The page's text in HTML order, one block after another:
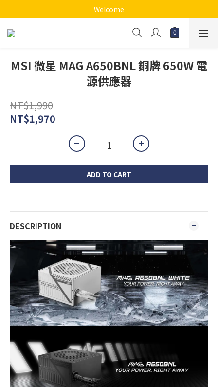
Welcome
MSI 微星 MAG A650BNL 銅牌 650W 電
源供應器
NT$1,990
NT$1,970
ADD TO CART
DESCRIPTION